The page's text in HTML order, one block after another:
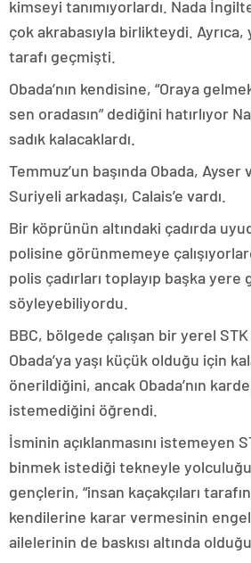
kimseyi tanımıyorlardı. Nada
çok akrabasıyla birlikteydi.
tarafı geçmişti.
Obada’nın kendisine, “Oraya
sen oradasın” dediğini hatırlıyor
sadık kalacaklardı.
Temmuz’un başında Obada, Ayser
Suriyeli arkadaşı, Calais’e vardı.
Bir köprünün altındaki çadırda
polisine görünmemeye
polis çadırları toplayıp başka yere
söyleyebiliyordu.
BBC, bölgede çalışan bir yerel
Obada’ya yaşı küçük olduğu için
önerildiğini, ancak Obada’nın
istemediğini öğrendi.
İsminin açıklanmasını istemeyen
binmek istediği tekneyle
gençlerin, “insan kaçakçıları
kendilerine karar vermesinin
ailelerinin de baskısı altında